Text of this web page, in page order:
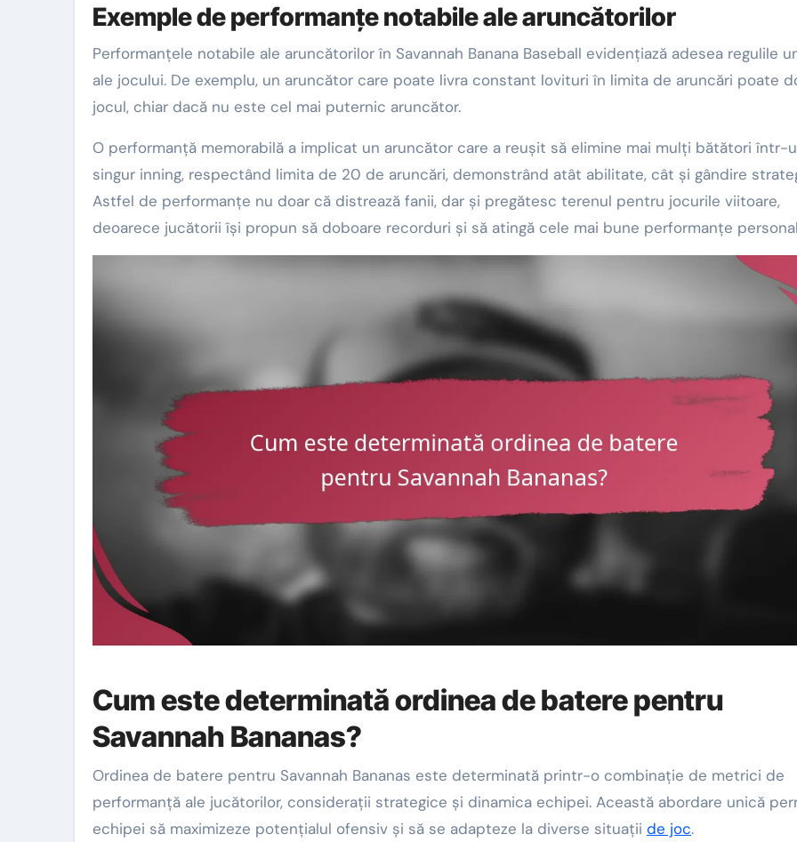
Exemple de performanțe notabile ale aruncătorilor
Performanțele notabile ale aruncătorilor în Savannah Banana Baseball evidențiază adesea regulile
ale jocului. De exemplu, un aruncător care poate livra constant lovituri în limita de aruncări poate
jocul, chiar dacă nu este cel mai puternic aruncător.
O performanță memorabilă a implicat un aruncător care a reușit să elimine mai mulți bătători într-
singur inning, respectând limita de 20 de aruncări, demonstrând atât abilitate, cât și gândire
Astfel de performanțe nu doar că distrează fanii, dar și pregătesc terenul pentru jocurile viitoare,
deoarece jucătorii își propun să doboare recorduri și să atingă cele mai bune performanțe
Cum este determinată ordinea de batere pentru
Savannah Bananas?
Ordinea de batere pentru Savannah Bananas este determinată printr-o combinație de metrici de
performanță ale jucătorilor, considerații strategice și dinamica echipei. Această abordare unică
echipei să maximizeze potențialul ofensiv și să se adapteze la diverse situații de joc.